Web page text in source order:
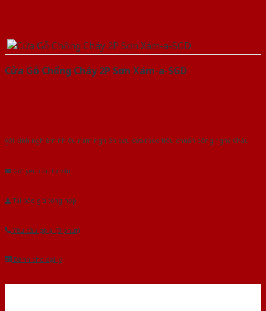
Cửa Gỗ Chống Cháy 2P Sơn Xám-a-SGD
Với kinh nghiệm nhiêu năm nghiên cứu cửa theo tiêu chuẩn công nghệ Châu
Gửi yêu cầu tư vấn
Tải báo giá tổng hợp
Yêu cầu gọi lại (3 phút)
Dành cho đại lý